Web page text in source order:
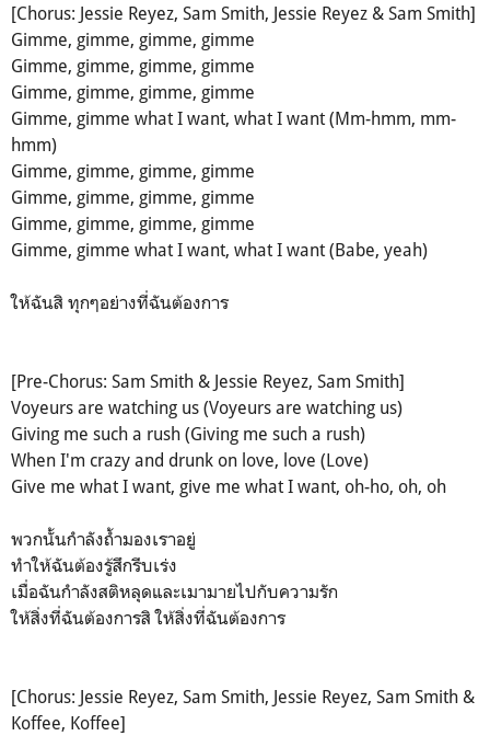
[Chorus: Jessie Reyez, Sam Smith, Jessie Reyez & Sam Smith]
Gimme, gimme, gimme, gimme
Gimme, gimme, gimme, gimme
Gimme, gimme, gimme, gimme
Gimme, gimme what I want, what I want (Mm-hmm, mm-
hmm)
Gimme, gimme, gimme, gimme
Gimme, gimme, gimme, gimme
Gimme, gimme, gimme, gimme
Gimme, gimme what I want, what I want (Babe, yeah)
ให้ฉันสิ ทุกๆอย่างที่ฉันต้องการ
[Pre-Chorus: Sam Smith & Jessie Reyez, Sam Smith]
Voyeurs are watching us (Voyeurs are watching us)
Giving me such a rush (Giving me such a rush)
When I'm crazy and drunk on love, love (Love)
Give me what I want, give me what I want, oh-ho, oh, oh
พวกนั้นกำลังถ้ำมองเราอยู่
ทำให้ฉันต้องรู้สึกรีบเร่ง
เมื่อฉันกำลังสติหลุดและเมามายไปกับความรัก
ให้สิ่งที่ฉันต้องการสิ ให้สิ่งที่ฉันต้องการ
[Chorus: Jessie Reyez, Sam Smith, Jessie Reyez, Sam Smith &
Koffee, Koffee]